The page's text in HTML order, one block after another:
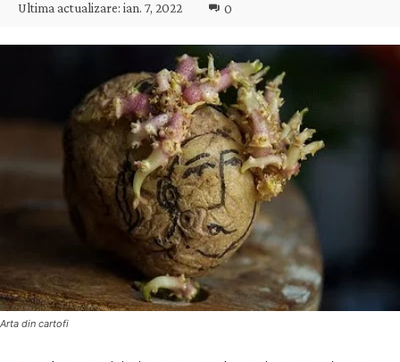
Ultima actualizare: ian. 7, 2022 0
Arta din cartofi